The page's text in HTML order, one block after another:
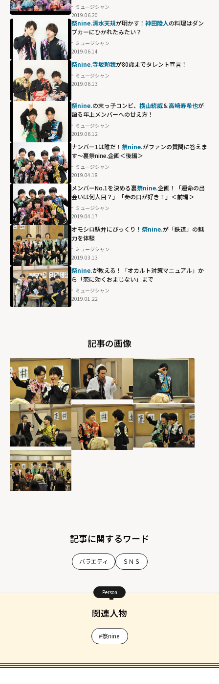
ミュージシャン
2019.06.20
祭nine.清水天規が明かす！ 神田陸人の料理はダン
プカーにひかれたみたい？
ミュージシャン
2019.06.14
祭nine.寺坂頼我が80歳までタレント宣言！
ミュージシャン
2019.06.13
祭nine.の末っ子コンビ、 横山統威＆高崎寿希也が
語る年上メンバーへの甘え方！
ミュージシャン
2019.06.12
ナンバー1は誰だ！ 祭nine.がファンの質問に答えま
す～裏祭nine.企画＜後編＞
ミュージシャン
2019.04.18
メンバーNo.1を決める裏祭nine.企画！「運命の出
会いは何人目？」「奏の口が好き！」＜前編＞
ミュージシャン
2019.04.17
オモシロ駅弁にびっくり！ 祭nine.が「鉄道」の魅
力を体験
ミュージシャン
2019.03.13
祭nine.が教える！「オカルト対策マニュアル」か
ら「恋に効くおまじない」まで
ミュージシャン
2019.01.22
記事の画像
記事に関するワード
バラエティ ＳＮＳ
Person
関連人物
#祭nine.